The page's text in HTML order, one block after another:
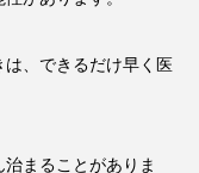
、できるだけ早く医
まることがありま